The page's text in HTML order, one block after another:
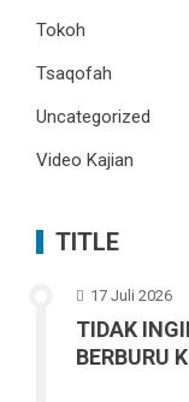
Tokoh
Tsaqofah
Uncategorized
Video Kajian
TITLE
17 Juli 2026
TIDAK
BERBURU